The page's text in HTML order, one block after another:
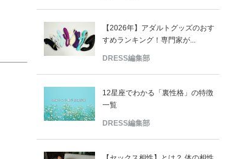
【2026年】アダルトグッズのおす
すめランキング！専門家が...
DRESS編集部
12星座でわかる「裏性格」の特徴
一覧
DRESS編集部